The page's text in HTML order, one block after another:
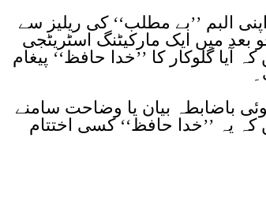
عاصم اظہر نے 2024 میں بھی اپنی البم ’’بے مطلب‘‘ کی ریلیز سے
میں ایک مارکیٹنگ اسٹریٹجی
گلوکار کا ’’خدا حافظ‘‘ پیغام
باضابطہ بیان یا وضاحت سامنے
یہ ’’خدا حافظ‘‘ کسی اختتام